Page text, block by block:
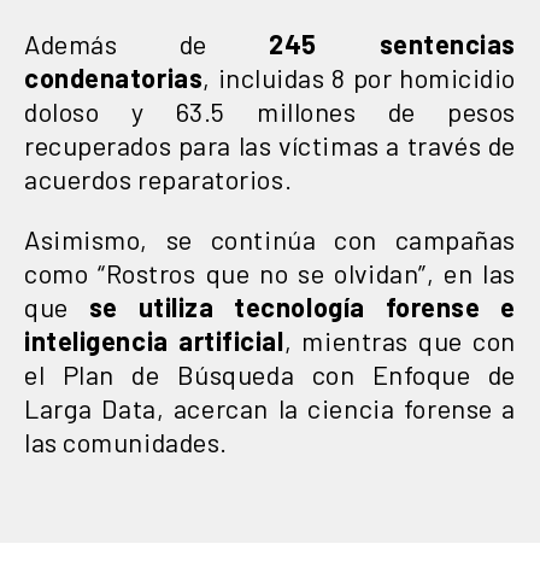
Además de 245 sentencias
condenatorias, incluidas 8 por homicidio
doloso y 63.5 millones de pesos
recuperados para las víctimas a través de
acuerdos reparatorios.
Asimismo, se continúa con campañas
como “Rostros que no se olvidan”, en las
que se utiliza tecnología forense e
inteligencia artificial, mientras que con
el Plan de Búsqueda con Enfoque de
Larga Data, acercan la ciencia forense a
las comunidades.